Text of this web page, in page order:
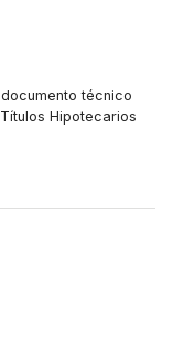
documento técnico
Hipotecarios